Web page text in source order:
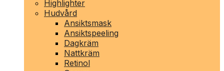
Highlighter
Hudvård
Ansiktsmask
Ansiktspeeling
Dagkräm
Nattkräm
Retinol